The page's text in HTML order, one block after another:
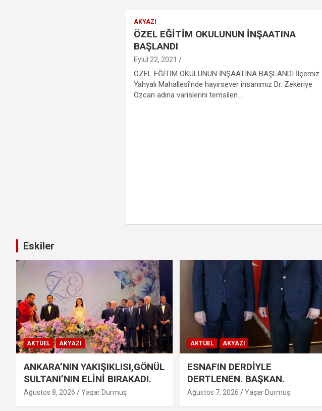
AKYAZI
ÖZEL EĞİTİM OKULUNUN İNŞAATINA
BAŞLANDI
Eylül 22, 2021
ÖZEL EĞİTİM OKULUNUN İNŞAATINA BAŞLANDI İlçemiz
Yahyalı Mahallesi’nde hayırsever insanımız Dr. Zekeriye
Özcan adına varislerini temsilen…
Eskiler
AKTÜEL AKYAZI
ANKARA’NIN YAKIŞIKLISI,GÖNÜL
SULTANI’NIN ELİNİ BIRAKADI.
Ağustos 8, 2026 Yaşar Durmuş
AKTÜEL AKYAZI
ESNAFIN DERDİYLE
DERTLENEN. BAŞKAN.
Ağustos 7, 2026 Yaşar Durmuş